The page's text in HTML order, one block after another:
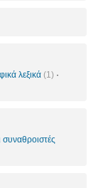
λεξικά (1) ·
συναθροιστές